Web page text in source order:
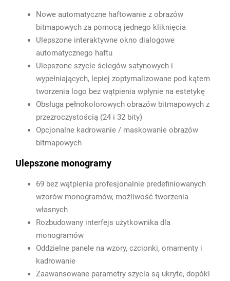
Nowe automatyczne haftowanie z obrazów
bitmapowych za pomocą jednego kliknięcia
Ulepszone interaktywne okno dialogowe
automatycznego haftu
Ulepszone szycie ściegów satynowych i
wypełniających, lepiej zoptymalizowane pod kątem
tworzenia logo bez wątpienia wpłynie na estetykę
Obsługa pełnokolorowych obrazów bitmapowych z
przezroczystością (24 i 32 bity)
Opcjonalne kadrowanie / maskowanie obrazów
bitmapowych
Ulepszone monogramy
69 bez wątpienia profesjonalnie predefiniowanych
wzorów monogramów, możliwość tworzenia
własnych
Rozbudowany interfejs użytkownika dla
monogramów
Oddzielne panele na wzory, czcionki, ornamenty i
kadrowanie
Zaawansowane parametry szycia są ukryte, dopóki